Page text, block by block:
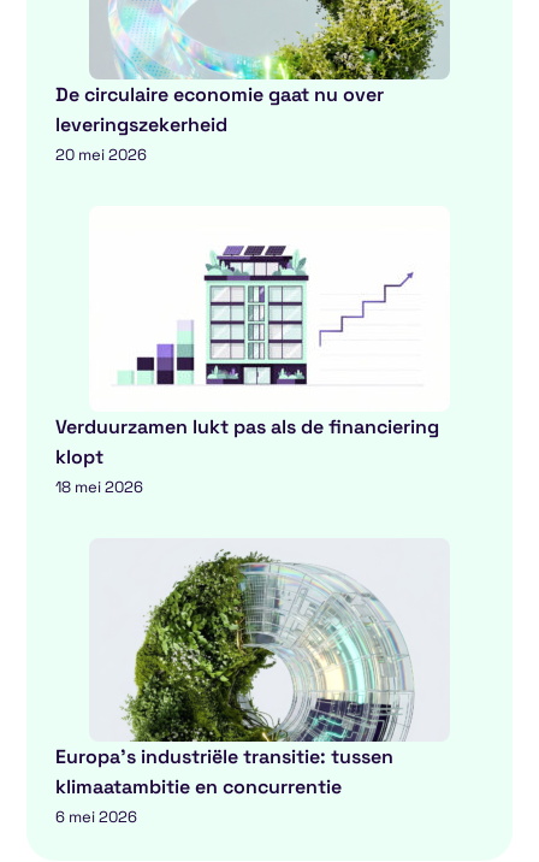
De circulaire economie gaat nu over
leveringszekerheid
20 mei 2026
Verduurzamen lukt pas als de financiering
klopt
18 mei 2026
Europa’s industriële transitie: tussen
klimaatambitie en concurrentie
6 mei 2026